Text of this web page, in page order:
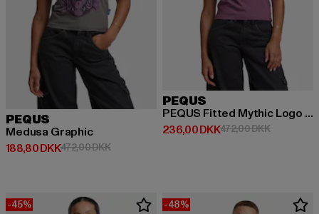
PEQUS
Medusa Graphic
188,80 DKK
Nuværende pris: 188,80 DKK
472,00 DKKKampagnepris: 472,00 DKK
PEQUS
PEQUS Fitted Mythic Logo T-shirt
236,00 DKK
Nuværende pris: 236,00 DKK
472,00 DKK
-45% -48%